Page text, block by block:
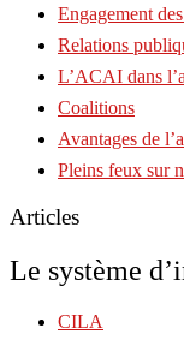
Engagement
Relations
L’ACAI dans
Coalitions
Avantages de
Pleins feux sur
Articles
Le système
CILA